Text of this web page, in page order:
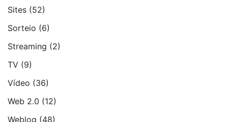
Sites (52)
Sorteio (6)
Streaming (2)
TV (9)
Vídeo (36)
Web 2.0 (12)
Weblog (48)